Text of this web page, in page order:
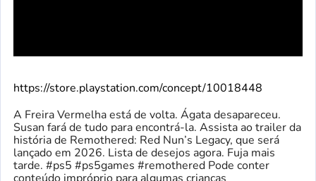
https://store.playstation.com/concept/10018448
A Freira Vermelha está de volta. Ágata desapareceu.
Susan fará de tudo para encontrá-la. Assista ao trailer da
história de Remothered: Red Nun’s Legacy, que será
lançado em 2026. Lista de desejos agora. Fuja mais
tarde. #ps5 #ps5games #remothered Pode conter